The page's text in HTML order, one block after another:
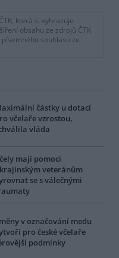
která si vyhrazuje
obsahu ze zdrojů ČTK
souhlasu ze
částky u dotací
včelaře vzrostou,
vláda
mají pomoci
veteránům
se s válečnými
v označování medu
pro české včelaře
podmínky